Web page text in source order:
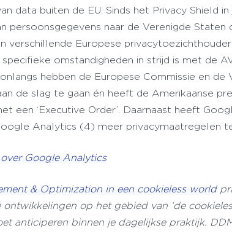
data buiten de EU. Sinds het Privacy Shield in
persoonsgegevens naar de Verenigde Staten
verschillende Europese
omstandigheden in strijd is met de
hebben de Europese Commissie en de
de slag te gaan én heeft de Amerikaanse
een ‘Executive Order’. Daarnaast heeft
Analytics (4) meer privacymaatregelen
Google Analytics
& Optimization in een cookieless world
op het gebied van ‘de
anticiperen binnen je dagelijkse praktijk.